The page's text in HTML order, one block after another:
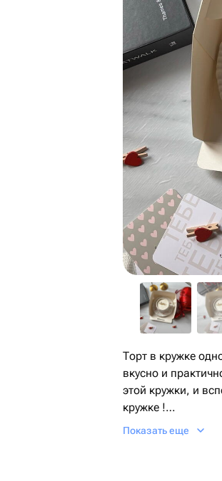
Торт в кружке
вкусно и практично одновременно!
этой кружки, и
кружке !
Показать еще